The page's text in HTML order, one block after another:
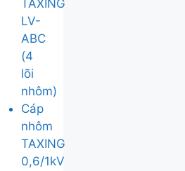
TAXING
LV-
ABC
(4
lõi
nhôm)
Cáp
nhôm
TAXING
0,6/1kV